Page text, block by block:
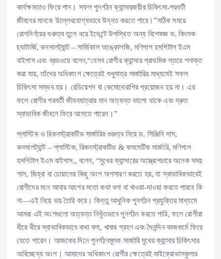
কার্যক্ষমতাও ফিরে পান। সফল পুনর্গঠন ক্যান্সারজয়ীর চিকিৎসা-পরবর্তী
জীবনের মানকে উল্লেখযোগ্যভাবে উন্নত করতে পারে।”সঠিক সময়ে
রোগনির্ণয়ের গুরুত্ব তুলে ধরে ইভেন্টে উপস্থিত অন্য বিশেষজ্ঞ ড. কিংশুক
চ্যাটার্জি, কনসালট্যান্ট – সার্জিকাল অঙ্কোলজি, মণিপাল হসপিটাল ইএম
বাইপাস এবং ব্রডওয়ে বলেন,“যেসব রোগীর ক্যান্সার প্রাথমিক স্তরে শনাক্ত
করা যায়, তাঁদের অধিকাংশ ক্ষেত্রেই শুধুমাত্র সার্জারির মাধ্যমেই সফল
চিকিৎসা সম্ভব হয়। রেডিয়েশন বা কেমোথেরাপির প্রয়োজন হয় না। এর
ফলে রোগীর পরবর্তী জীবনযাত্রার মান অত্যন্ত ভালো থাকে এবং দ্রুত
স্বাভাবিক জীবনে ফিরে আসতে পারেন।”
প্লাস্টিক ও রিকনস্ট্রাকটিভ সার্জারির গুরুত্ব নিয়ে ড. সিঞ্জিনি দাস,
কনসালট্যান্ট – প্লাস্টিক, রিকনস্ট্রাকটিভ & কসমেটিক সার্জারি, মণিপাল
হসপিটাল ইএম বাইপাস,, বলেন, “মুখের ক্যান্সারের অস্ত্রোপচারে অনেক সময়
গাল, জিহ্বা বা চোয়ালের কিছু অংশ অপসারণ করতে হয়, যা স্বাভাবিকভাবেই
রোগীদের মনে আবার আগের মতো কথা বলা বা খাওয়া-দাওয়া করতে পারবে কি
না—এই নিয়ে ভয় তৈরি করে। কিন্তু আধুনিক পুনর্গঠন প্রযুক্তির মাধ্যমে
আমরা এই অংশগুলো অত্যন্ত নিখুঁতভাবে পুনর্গঠন করতে পারি, ফলে রোগীরা
ধীরে ধীরে স্বাভাবিকভাবে কথা বলা, খাবার গ্রহণ এবং দৈনন্দিন কাজকর্মে ফিরে
যেতে পারেন। আজকের দিনে পুনর্গঠনমূলক সার্জারি মুখের ক্যান্সার চিকিৎসার
অবিচ্ছেদ্য অংশ। আমাদের অধিকাংশ রোগীর ক্ষেত্রেই মাইক্রোভাসকুলার